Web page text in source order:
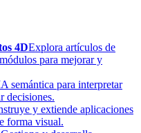
4DExplora artículos de
para mejorar y
semántica para interpretar
decisiones.
y extiende aplicaciones
forma visual.